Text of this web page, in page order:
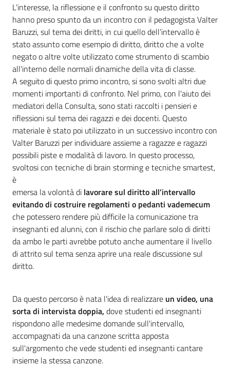
L’interesse, la riflessione e il confronto su questo diritto
hanno preso spunto da un incontro con il pedagogista Valter
Baruzzi, sul tema dei diritti, in cui quello dell’intervallo è
stato assunto come esempio di diritto, diritto che a volte
negato o altre volte utilizzato come strumento di scambio
all'interno delle normali dinamiche della vita di classe.
A seguito di questo primo incontro, si sono svolti altri due
momenti importanti di confronto. Nel primo, con l'aiuto dei
mediatori della Consulta, sono stati raccolti i pensieri e
riflessioni sul tema dei ragazzi e dei docenti. Questo
materiale è stato poi utilizzato in un successivo incontro con
Valter Baruzzi per individuare assieme a ragazze e ragazzi
possibili piste e modalità di lavoro. In questo processo,
svoltosi con tecniche di brain storming e tecniche smartest,
è
emersa la volontà di lavorare sul diritto all’intervallo
evitando di costruire regolamenti o pedanti vademecum
che potessero rendere più difficile la comunicazione tra
insegnanti ed alunni, con il rischio che parlare solo di diritti
da ambo le parti avrebbe potuto anche aumentare il livello
di attrito sul tema senza aprire una reale discussione sul
diritto.
Da questo percorso è nata l'idea di realizzare un video, una
sorta di intervista doppia, dove studenti ed insegnanti
rispondono alle medesime domande sull'intervallo,
accompagnati da una canzone scritta apposta
sull'argomento che vede studenti ed insegnanti cantare
insieme la stessa canzone.